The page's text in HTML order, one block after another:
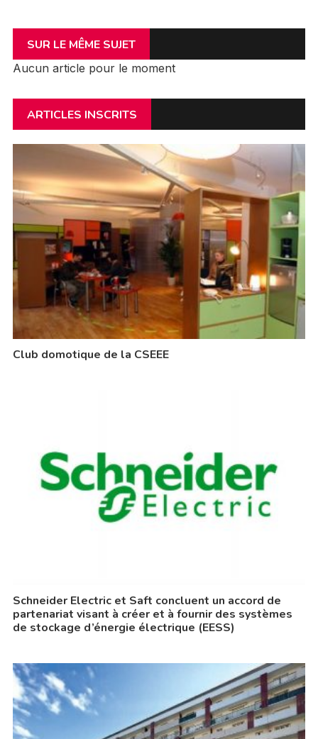
SUR LE MÊME SUJET
Aucun article pour le moment
ARTICLES INSCRITS
Club domotique de la CSEEE
Schneider Electric et Saft concluent un accord de
partenariat visant à créer et à fournir des systèmes
de stockage d’énergie électrique (EESS)